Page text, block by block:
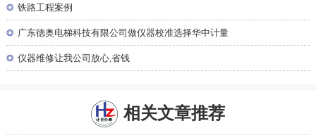
◎ 铁路工程案例
◎ 广东德奥电梯科技有限公司做仪器校准选择华中计量
◎ 仪器维修让我公司放心,省钱
相关文章推荐